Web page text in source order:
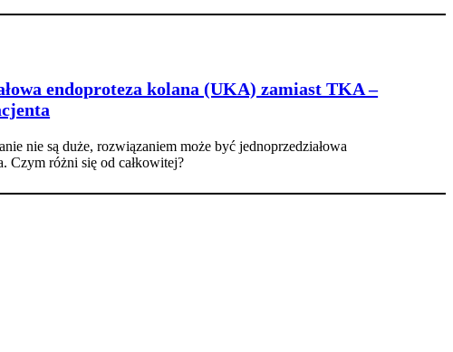
endoproteza kolana (UKA) zamiast TKA –
nie są duże, rozwiązaniem może być jednoprzedziałowa
Czym różni się od całkowitej?